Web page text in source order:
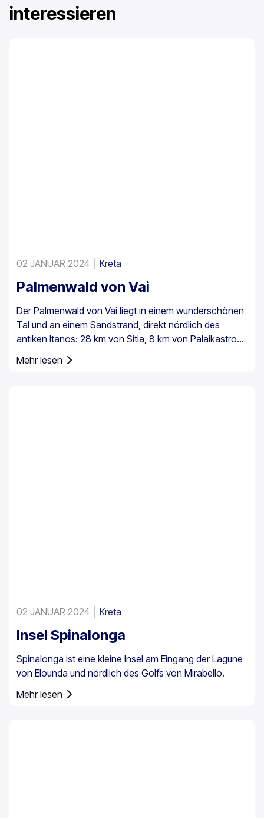
interessieren
02 JANUAR 2024 Kreta
Palmenwald von Vai
Der Palmenwald von Vai liegt in einem wunderschönen
Tal und an einem Sandstrand, direkt nördlich des
antiken Itanos: 28 km von Sitia, 8 km von Palaikastro
und 6 km von Toplou über die jeweiligen Straßen
entfernt. Mit einer Fläche von 200 Stremmata (50
Mehr lesen
02 JANUAR 2024 Kreta
Insel Spinalonga
Spinalonga ist eine kleine Insel am Eingang der Lagune
von Elounda und nördlich des Golfs von Mirabello.
Mehr lesen